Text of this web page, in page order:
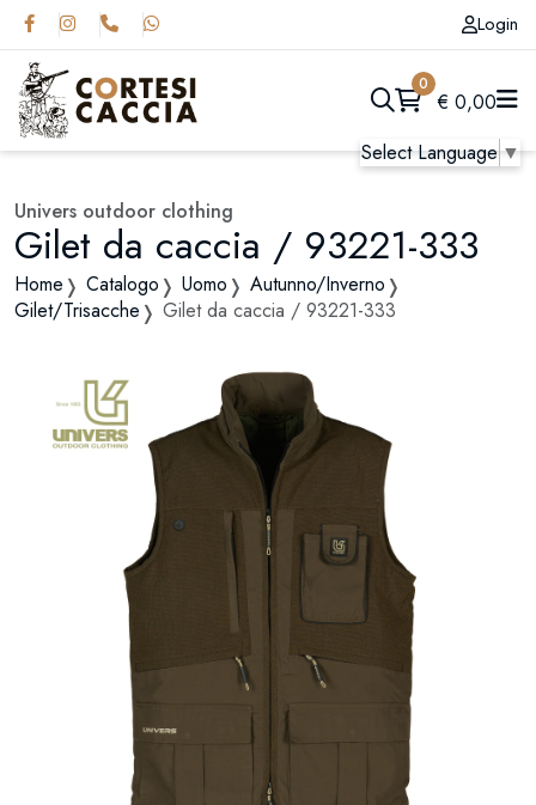
Select Language▼
Login
0
€ 0,00
Univers outdoor clothing
Gilet da caccia / 93221-333
Home Catalogo Uomo
Autunno/Inverno
Gilet/Trisacche
Gilet da caccia / 93221-333